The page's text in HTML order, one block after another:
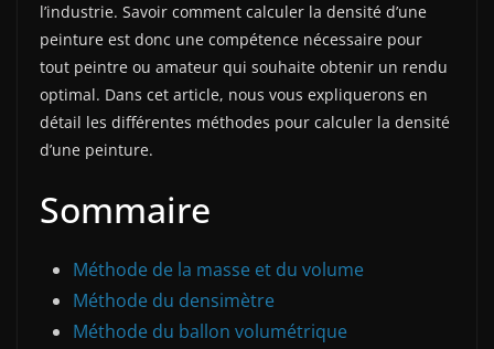
l’industrie. Savoir comment calculer la densité d’une
peinture est donc une compétence nécessaire pour
tout peintre ou amateur qui souhaite obtenir un rendu
optimal. Dans cet article, nous vous expliquerons en
détail les différentes méthodes pour calculer la densité
d’une peinture.
Sommaire
Méthode de la masse et du volume
Méthode du densimètre
Méthode du ballon volumétrique